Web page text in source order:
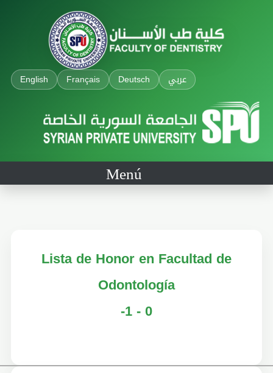
English Français Deutsch عربي
Menú
Lista de Honor en Facultad de
Odontología
-1 - 0